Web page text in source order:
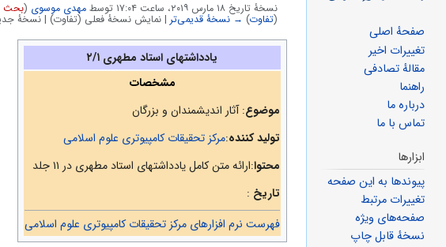
نسخهٔ تاریخ ‏۱۸ مارس ۲۰۱۹، ساعت ۱۷:۰۴ توسط مهدی موسوی (بحث
(تفاوت) → نسخهٔ قدیمی‌تر| نمایش نسخهٔ فعلی (تفاوت) | نسخهٔ
پرش
به
پرش
به
یادداشتهای استاد مطهری ۲/۱
مشخصات
موضوع: آثار اندیشمندان و بزرگان
تولید کننده:مرکز تحقیقات کامپیوتری علوم اسلامی
محتوا:ارائه متن کامل یادداشتهای استاد مطهری در ۱۱ جلد
تاریخ :
فهرست نرم افزارهای مرکز تحقیقات کامپیوتری علوم اسلامی
صفحهٔ اصلی
تغییرات اخیر
مقالهٔ تصادفی
راهنما
درباره ما
تماس با ما
ابزارها
پیوندها به این صفحه
تغییرات مرتبط
صفحه‌های ویژه
نسخهٔ قابل چاپ